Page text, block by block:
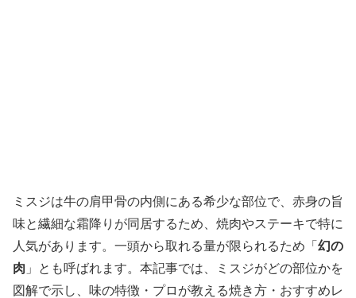
ミスジは牛の肩甲骨の内側にある希少な部位で、赤身の旨
味と繊細な霜降りが同居するため、焼肉やステーキで特に
人気があります。一頭から取れる量が限られるため「 幻の
肉 」とも呼ばれます。本記事では、ミスジがどの部位かを
図解で示し、味の特徴・プロが教える焼き方・おすすめレ